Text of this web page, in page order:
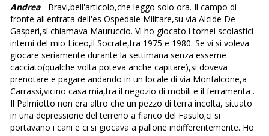
Andrea - Bravi,bell'articolo,che leggo solo ora. Il campo di
fronte all'entrata dell'es Ospedale Militare,su via Alcide De
Gasperi,sì chiamava Mauruccio. Vi ho giocato i tornei scolastici
interni del mio Liceo,il Socrate,tra 1975 e 1980. Se vi si voleva
giocare seriamente durante la settimana senza esserne
cacciato(qualche volta poteva anche capitare),si doveva
prenotare e pagare andando in un locale di via Monfalcone,a
Carrassi,vicino casa mia,tra il negozio di mobili e il ferramenta .
Il Palmiotto non era altro che un pezzo di terra incolta, situato
in una depressione del terreno a fianco del Fasulo;ci si
portavano i cani e ci si giocava a pallone indifferentemente. Ho